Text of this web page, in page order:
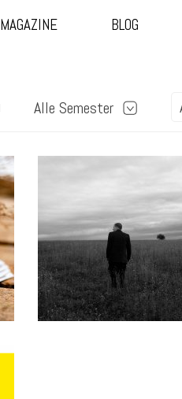
MAGAZINE BLOG
Alle Semester